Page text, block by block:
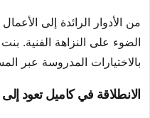
من الأدوار الرائدة إلى
الضوء على النزاهة الفنية.
بالاختيارات المدروسة عبر
الانطلاقة في كاميل تعود